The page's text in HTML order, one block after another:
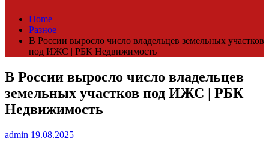
Home
Разное
В России выросло число владельцев земельных участков
под ИЖС | РБК Недвижимость
В России выросло число владельцев
земельных участков под ИЖС | РБК
Недвижимость
admin 19.08.2025